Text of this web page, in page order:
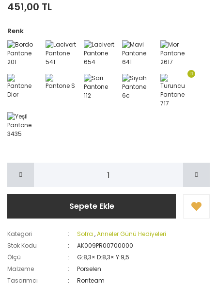
451,00 TL
Renk
Sepete Ekle
Kategori Sofra ,Anneler Günü Hediyeleri
Stok Kodu
AK009PR00700000
Ölçü
G:8,3× D:8,3× Y:9,5
Malzeme
Porselen
Tasarımcı
Ronteam